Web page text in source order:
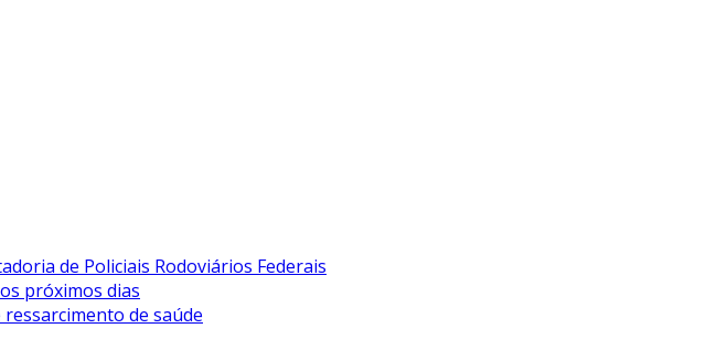
de Policiais Rodoviários Federais
próximos dias
ressarcimento de saúde